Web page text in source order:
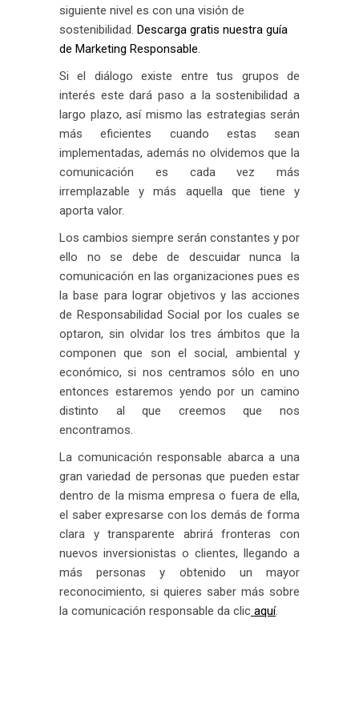
siguiente nivel es con una visión de
sostenibilidad. Descarga gratis nuestra guía
de Marketing Responsable.
Si el diálogo existe entre tus grupos de
interés este dará paso a la sostenibilidad a
largo plazo, así mismo las estrategias serán
más eficientes cuando estas sean
implementadas, además no olvidemos que la
comunicación es cada vez más
irremplazable y más aquella que tiene y
aporta valor.
Los cambios siempre serán constantes y por
ello no se debe de descuidar nunca la
comunicación en las organizaciones pues es
la base para lograr objetivos y las acciones
de Responsabilidad Social por los cuales se
optaron, sin olvidar los tres ámbitos que la
componen que son el social, ambiental y
económico, si nos centramos sólo en uno
entonces estaremos yendo por un camino
distinto al que creemos que nos
encontramos.
La comunicación responsable abarca a una
gran variedad de personas que pueden estar
dentro de la misma empresa o fuera de ella,
el saber expresarse con los demás de forma
clara y transparente abrirá fronteras con
nuevos inversionistas o clientes, llegando a
más personas y obtenido un mayor
reconocimiento, si quieres saber más sobre
la comunicación responsable da clic aquí.